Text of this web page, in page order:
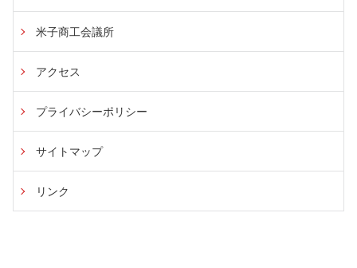
米子商工会議所
アクセス
プライバシーポリシー
サイトマップ
リンク